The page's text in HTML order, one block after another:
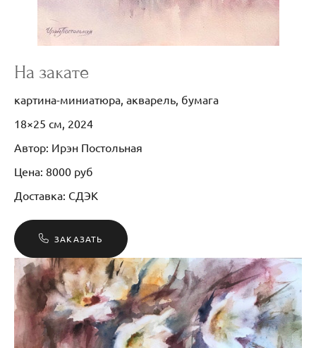
На закате
картина-миниатюра, акварель, бумага
18×25 см, 2024
Автор: Ирэн Постольная
Цена: 8000 руб
Доставка: СДЭК
ЗАКАЗАТЬ